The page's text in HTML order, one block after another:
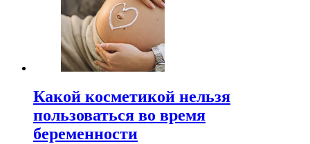
Какой косметикой нельзя
пользоваться во время
беременности